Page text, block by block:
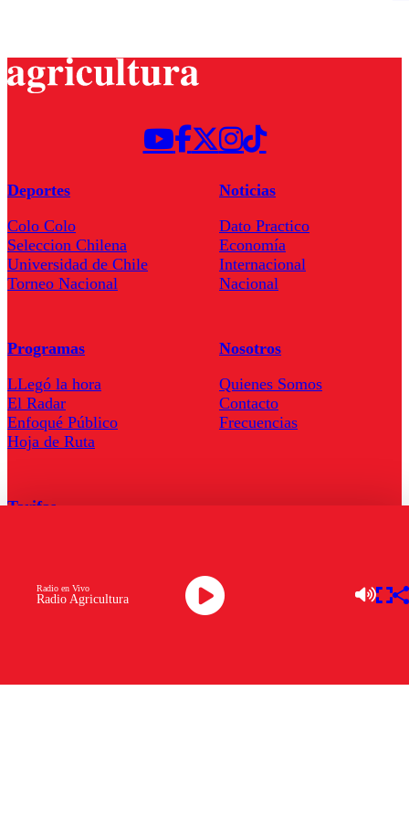
Radio Agricultura
Radio en Vivo
Deportes
Colo Colo
Seleccion Chilena
Universidad de Chile
Torneo Nacional
Noticias
Dato Practico
Economía
Internacional
Nacional
Programas
LLegó la hora
El Radar
Enfoqué Público
Hoja de Ruta
Nosotros
Quienes Somos
Contacto
Frecuencias
Tarifas
Descarga la APP